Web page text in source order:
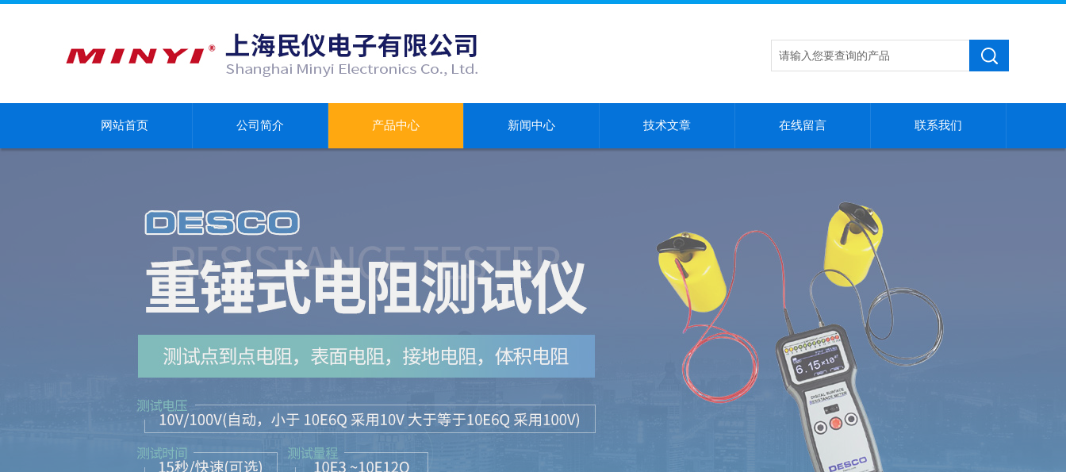
网站首页 公司简介 产品中心 新闻中心 技术文章 在线留言 联系我们